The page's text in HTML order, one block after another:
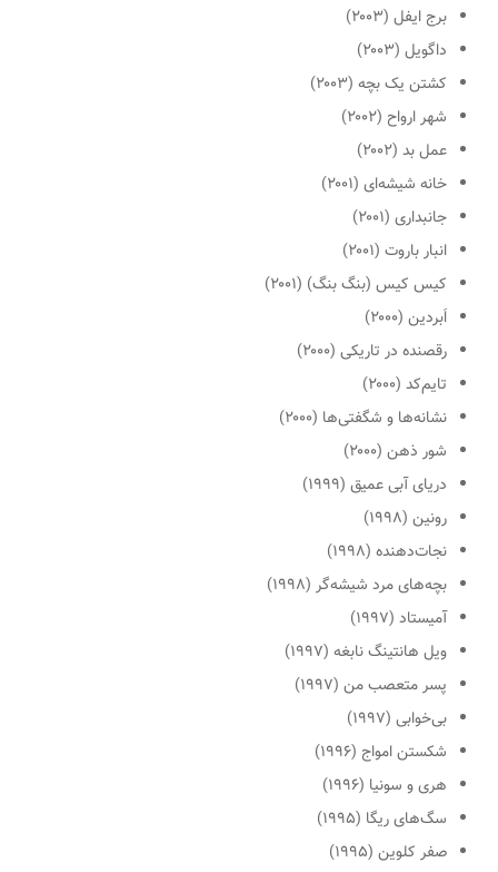
برج ایفل (۲۰۰۳)
داگویل (۲۰۰۳)
کشتن یک بچه (۲۰۰۳)
شهر ارواح (۲۰۰۲)
عمل بد (۲۰۰۲)
خانه شیشه‌ای (۲۰۰۱)
جانبداری (۲۰۰۱)
انبار باروت (۲۰۰۱)
کیس کیس (بنگ بنگ) (۲۰۰۱)
اَبردین (۲۰۰۰)
رقصنده در تاریکی (۲۰۰۰)
تایم‌کد (۲۰۰۰)
نشانه‌ها و شگفتی‌ها (۲۰۰۰)
شور ذهن (۲۰۰۰)
دریای آبی عمیق (۱۹۹۹)
رونین (۱۹۹۸)
نجات‌دهنده (۱۹۹۸)
بچه‌های مرد شیشه‌گر (۱۹۹۸)
آمیستاد (۱۹۹۷)
ویل هانتینگ نابغه (۱۹۹۷)
پسر متعصب من (۱۹۹۷)
بی‌خوابی (۱۹۹۷)
شکستن امواج (۱۹۹۶)
هری و سونیا (۱۹۹۶)
سگ‌های ریگا (۱۹۹۵)
صفر کلوین (۱۹۹۵)